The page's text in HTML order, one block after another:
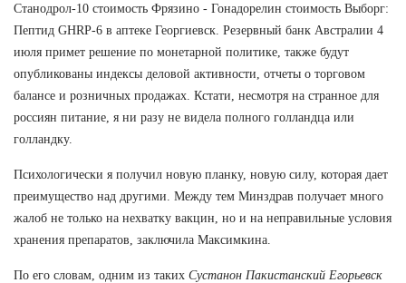
Станодрол-10 стоимость Фрязино - Гонадорелин стоимость Выборг:
Пептид GHRP-6 в аптеке Георгиевск. Резервный банк Австралии 4
июля примет решение по монетарной политике, также будут
опубликованы индексы деловой активности, отчеты о торговом
балансе и розничных продажах. Кстати, несмотря на странное для
россиян питание, я ни разу не видела полного голландца или
голландку.
Психологически я получил новую планку, новую силу, которая дает
преимущество над другими. Между тем Минздрав получает много
жалоб не только на нехватку вакцин, но и на неправильные условия
хранения препаратов, заключила Максимкина.
По его словам, одним из таких Сустанон Пакистанский Егорьевск